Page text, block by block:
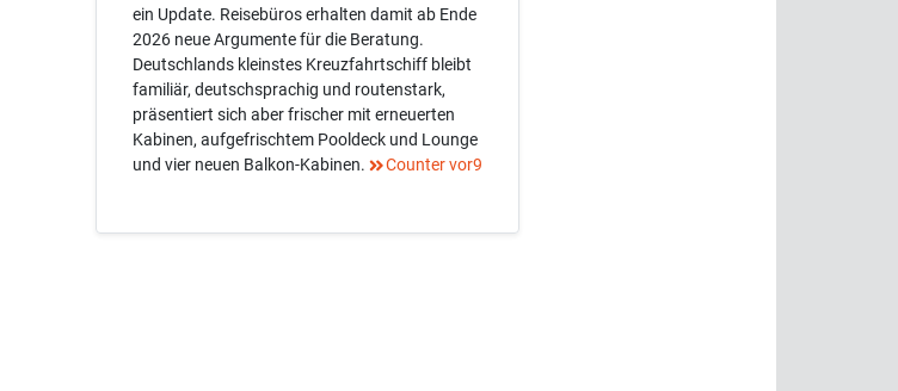
ein Update. Reisebüros erhalten damit ab Ende
2026 neue Argumente für die Beratung.
Deutschlands kleinstes Kreuzfahrtschiff bleibt
familiär, deutschsprachig und routenstark,
präsentiert sich aber frischer mit erneuerten
Kabinen, aufgefrischtem Pooldeck und Lounge
und vier neuen Balkon-Kabinen.
Counter vor9